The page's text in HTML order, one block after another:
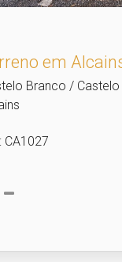
em
Branco /
CA1027